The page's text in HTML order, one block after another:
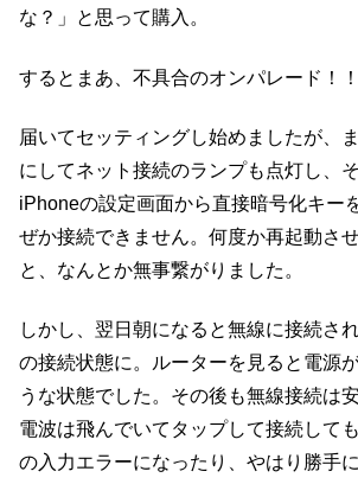
な？」と思って購入。
するとまあ、不具合のオンパレード！！
届いてセッティングし始めましたが、
にしてネット接続のランプも点灯し、
iPhoneの設定画面から直接暗号化キー
ぜか接続できません。何度か再起動さ
と、なんとか無事繋がりました。
しかし、翌日朝になると無線に接続さ
の接続状態に。ルーターを見ると電源
うな状態でした。その後も無線接続は
電波は飛んでいてタップして接続して
の入力エラーになったり、やはり勝手